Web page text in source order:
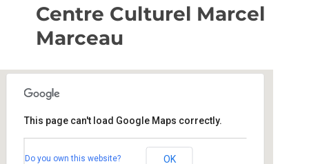
Centre Culturel Marcel
Marceau
Centre Culturel Marcel Marceau
Place Albert Schweizer - Strasbourg
This page can't load Google Maps correctly.
Do you own this website? OK